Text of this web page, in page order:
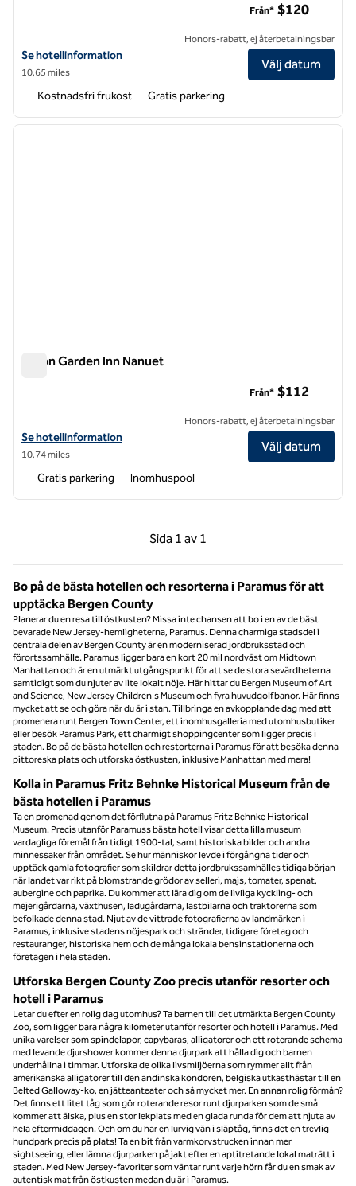
Visa hotelldetaljer för Hampton Inn Nanuet
Se hotellinformation
10,65 miles
Från* $120
Honors-rabatt, ej återbetalningsbar
Välj datum
Kostnadsfri frukost Gratis parkering
1 av 12
nästa
Hilton Garden Inn Nanuet
Visa hotelluppgifter för Hilton Garden Inn Nanuet
Se hotellinformation
10,74 miles
Från* $112
Honors-rabatt, ej återbetalningsbar
Välj datum
Gratis parkering Inomhuspool
Sida 1 av 1
Föregående sida, 1 av 1
Sida 1 av 1
Bo på de bästa hotellen och resorterna i Paramus för att
upptäcka Bergen County
Planerar du en resa till östkusten? Missa inte chansen att bo i en av de bäst
bevarade New Jersey-hemligheterna, Paramus. Denna charmiga stadsdel i
centrala delen av Bergen County är en moderniserad jordbruksstad och
förortssamhälle. Paramus ligger bara en kort 20 mil nordväst om Midtown
Manhattan och är en utmärkt utgångspunkt för att se de stora sevärdheterna
samtidigt som du njuter av lite lokalt nöje. Här hittar du Bergen Museum of Art
and Science, New Jersey Children's Museum och fyra huvudgolfbanor. Här finns
mycket att se och göra när du är i stan. Tillbringa en avkopplande dag med att
promenera runt Bergen Town Center, ett inomhusgalleria med utomhusbutiker
eller besök Paramus Park, ett charmigt shoppingcenter som ligger precis i
staden. Bo på de bästa hotellen och restorterna i Paramus för att besöka denna
pittoreska plats och utforska östkusten, inklusive Manhattan med mera!
Kolla in Paramus Fritz Behnke Historical Museum från de
bästa hotellen i Paramus
Ta en promenad genom det förflutna på Paramus Fritz Behnke Historical
Museum. Precis utanför Paramuss bästa hotell visar detta lilla museum
vardagliga föremål från tidigt 1900-tal, samt historiska bilder och andra
minnessaker från området. Se hur människor levde i förgångna tider och
upptäck gamla fotografier som skildrar detta jordbrukssamhälles tidiga början
när landet var rikt på blomstrande grödor av selleri, majs, tomater, spenat,
aubergine och paprika. Du kommer att lära dig om de livliga kyckling- och
mejerigårdarna, växthusen, ladugårdarna, lastbilarna och traktorerna som
befolkade denna stad. Njut av de vittrade fotografierna av landmärken i
Paramus, inklusive stadens nöjespark och stränder, tidigare företag och
restauranger, historiska hem och de många lokala bensinstationerna och
företagen i hela staden.
Utforska Bergen County Zoo precis utanför resorter och
hotell i Paramus
Letar du efter en rolig dag utomhus? Ta barnen till det utmärkta Bergen County
Zoo, som ligger bara några kilometer utanför resorter och hotell i Paramus. Med
unika varelser som spindelapor, capybaras, alligatorer och ett roterande schema
med levande djurshower kommer denna djurpark att hålla dig och barnen
underhållna i timmar. Utforska de olika livsmiljöerna som rymmer allt från
amerikanska alligatorer till den andinska kondoren, belgiska utkasthästar till en
Belted Galloway-ko, en jätteanteater och så mycket mer. En annan rolig förmån?
Det finns ett litet tåg som gör roterande resor runt djurparken som de små
kommer att älska, plus en stor lekplats med en glada runda för dem att njuta av
hela eftermiddagen. Och om du har en lurvig vän i släptåg, finns det en trevlig
hundpark precis på plats! Ta en bit från varmkorvstrucken innan mer
sightseeing, eller lämna djurparken på jakt efter en aptitretande lokal maträtt i
staden. Med New Jersey-favoriter som väntar runt varje hörn får du en smak av
autentisk mat från östkusten medan du är i Paramus.